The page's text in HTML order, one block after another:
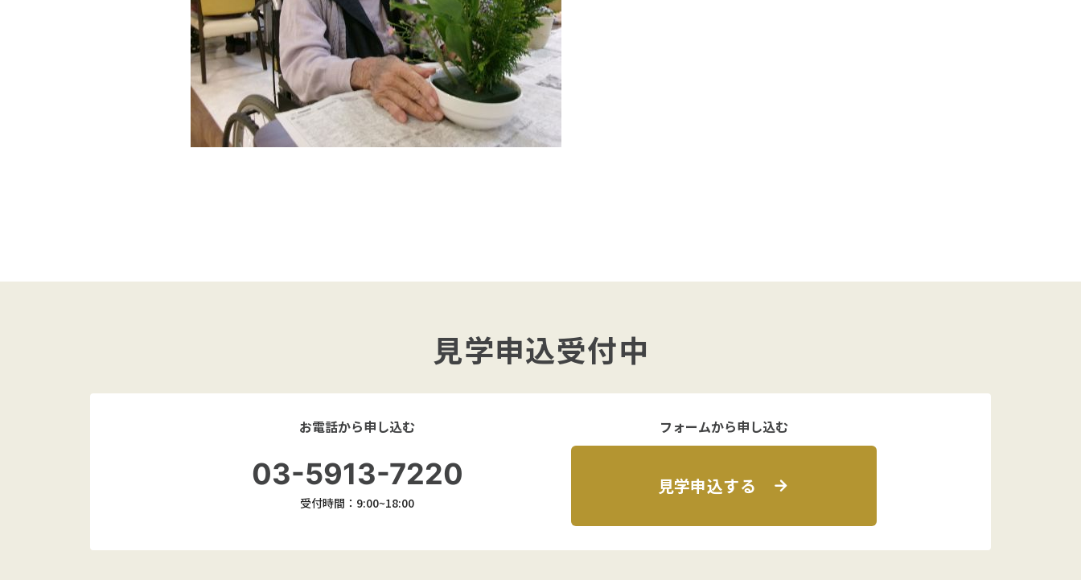
見学申込受付中
お電話から申し込む
03-5913-7220
受付時間：9:00~18:00
フォームから申し込む
見学申込する